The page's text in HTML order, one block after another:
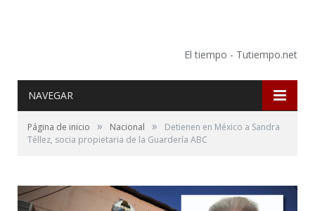
El tiempo - Tutiempo.net
NAVEGAR
Página de inicio » Nacional »
Detienen en México a Sandra
Téllez, socia propietaria de la Guardería ABC